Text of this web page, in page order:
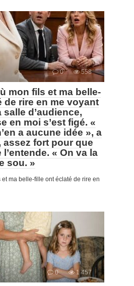
0 558
mon fils et ma belle-
de rire en me voyant
d’audience,
en moi s’est figé. «
a aucune idée », a
assez fort pour que
« On va la
sou. »
ma belle-fille ont éclaté de rire en
0 1 457